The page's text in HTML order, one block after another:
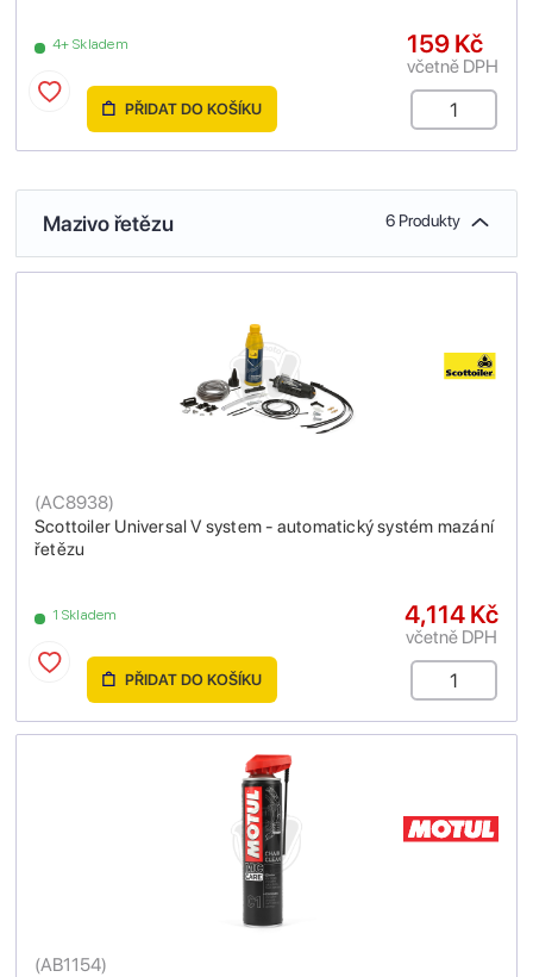
4+ Skladem 159 Kč
včetně DPH
PŘIDAT DO KOŠÍKU
Mazivo řetězu 6 Produkty
Scottoiler Universal V system - automatický systém mazání
řetězu
(AC8938)
1 Skladem 4,114 Kč
včetně DPH
PŘIDAT DO KOŠÍKU
(AB1154)